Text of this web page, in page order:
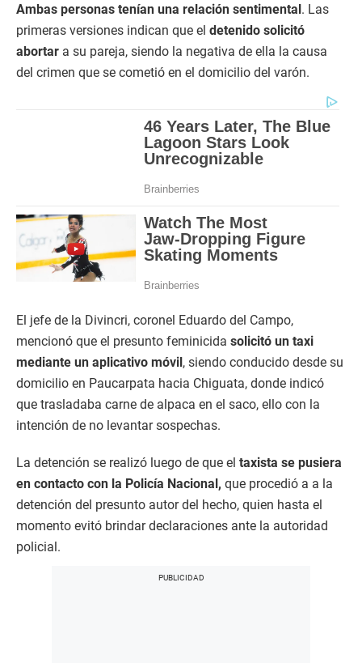
Ambas personas tenían una relación sentimental . Las
primeras versiones indican que el detenido solicitó
abortar a su pareja, siendo la negativa de ella la causa
del crimen que se cometió en el domicilio del varón.
El jefe de la Divincri, coronel Eduardo del Campo,
mencionó que el presunto feminicida solicitó un taxi
mediante un aplicativo móvil , siendo conducido desde su
domicilio en Paucarpata hacia Chiguata, donde indicó
que trasladaba carne de alpaca en el saco, ello con la
intención de no levantar sospechas.
La detención se realizó luego de que el taxista se pusiera
en contacto con la Policía Nacional, que procedió a a la
detención del presunto autor del hecho, quien hasta el
momento evitó brindar declaraciones ante la autoridad
policial.